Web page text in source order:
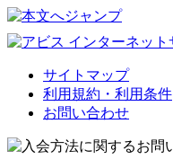
サイトマップ
利用規約・利用条件
お問い合わせ